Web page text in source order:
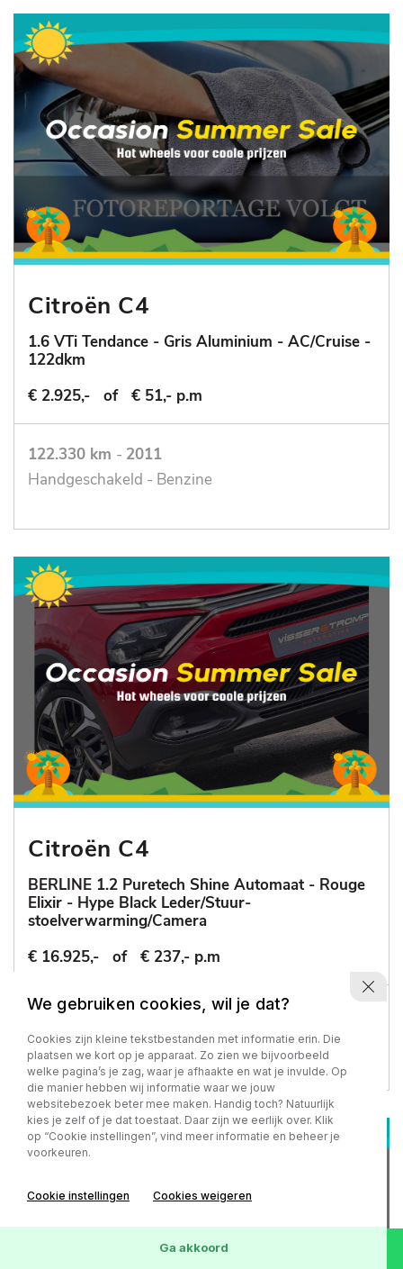
Citroën C4
1.6 VTi Tendance - Gris Aluminium - AC/Cruise -
122dkm
€ 2.925,-
of € 51,- p.m
122.330 km - 2011
Handgeschakeld - Benzine
Citroën C4
BERLINE 1.2 Puretech Shine Automaat - Rouge
Elixir - Hype Black Leder/Stuur-
stoelverwarming/Camera
€ 16.925,-
of € 237,- p.m
77.218 km-2022
Automaat - Benzine
We gebruiken cookies, wil je dat?
Cookies zijn kleine tekstbestanden met informatie erin. Die
plaatsen we kort op je apparaat. Zo zien we bijvoorbeeld
welke pagina’s je zag, waar je afhaakte en wat je invulde. Op
die manier hebben wij informatie waar we jouw
websitebezoek beter mee maken. Handig toch? Natuurlijk
kies je zelf of je dat toestaat. Daar zijn we eerlijk over. Klik
op “Cookie instellingen”, vind meer informatie en beheer je
voorkeuren.
Cookie instellingen Cookies weigeren
Ga akkoord